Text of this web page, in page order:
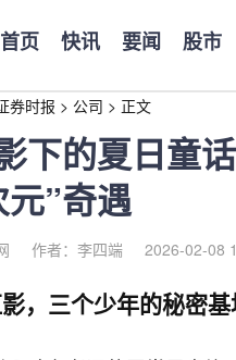
首页 快讯 要闻 股市
券时报 > 公司 > 正文
下的夏日童
”奇遇
作者：李四端 2026-02-08
，三个少年的秘密